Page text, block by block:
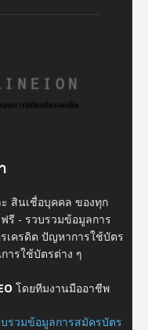
สินเชื่อบุคคล ของทุก
รี - รวบรวมข้อมูลการ
เครดิต ปัญหาการใช้บัตร
ารใช้บัตรต่าง ๆ
โดยทีมงานมืออาชีพ
รวมข้อมูลการสมัครบัตร